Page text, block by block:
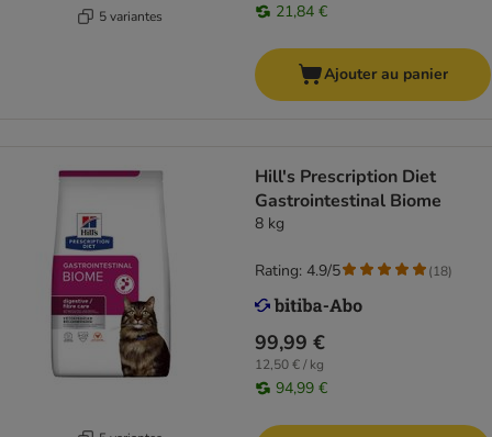
5 variantes 21,84 €
Ajouter au panier
Hill's Prescription Diet
Gastrointestinal Biome
8 kg
99,99 €
12,50 € / kg
94,99 €
Rating: 4.9/5 (18)